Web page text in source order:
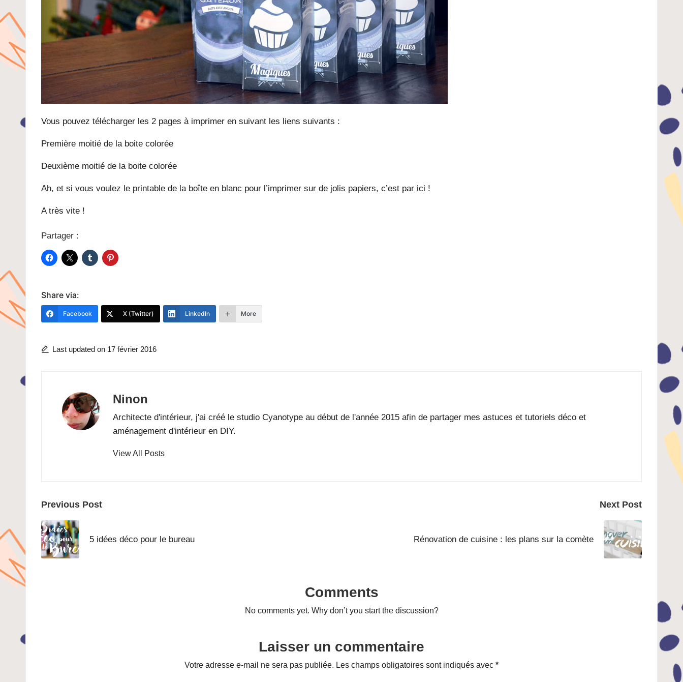
Vous pouvez télécharger les 2 pages à imprimer en suivant les liens suivants :
Première moitié de la boite colorée
Deuxième moitié de la boite colorée
Ah, et si vous voulez le printable de la boîte en blanc pour l’imprimer sur de jolis papiers, c’est par ici !
A très vite !
Partager :
Share via:
Facebook X (Twitter) LinkedIn More
Last updated on 17 février 2016
Ninon
Architecte d'intérieur, j'ai créé le studio Cyanotype au début de l'année 2015 afin de partager mes astuces et tutoriels déco et
aménagement d'intérieur en DIY.
View All Posts
Post
navigation
Previous Post
5 idées déco pour le bureau
Next Post
Rénovation de cuisine : les plans sur la comète
Comments
No comments yet. Why don’t you start the discussion?
Laisser un commentaire
Votre adresse e-mail ne sera pas publiée. Les champs obligatoires sont indiqués avec *